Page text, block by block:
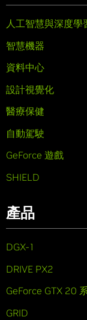
人工智慧與深度學
智慧機器
資料中心
設計視覺化
醫療保健
自動駕駛
GeForce 遊戲
SHIELD
產品
DGX-1
DRIVE PX2
GeForce GTX 20
GRID